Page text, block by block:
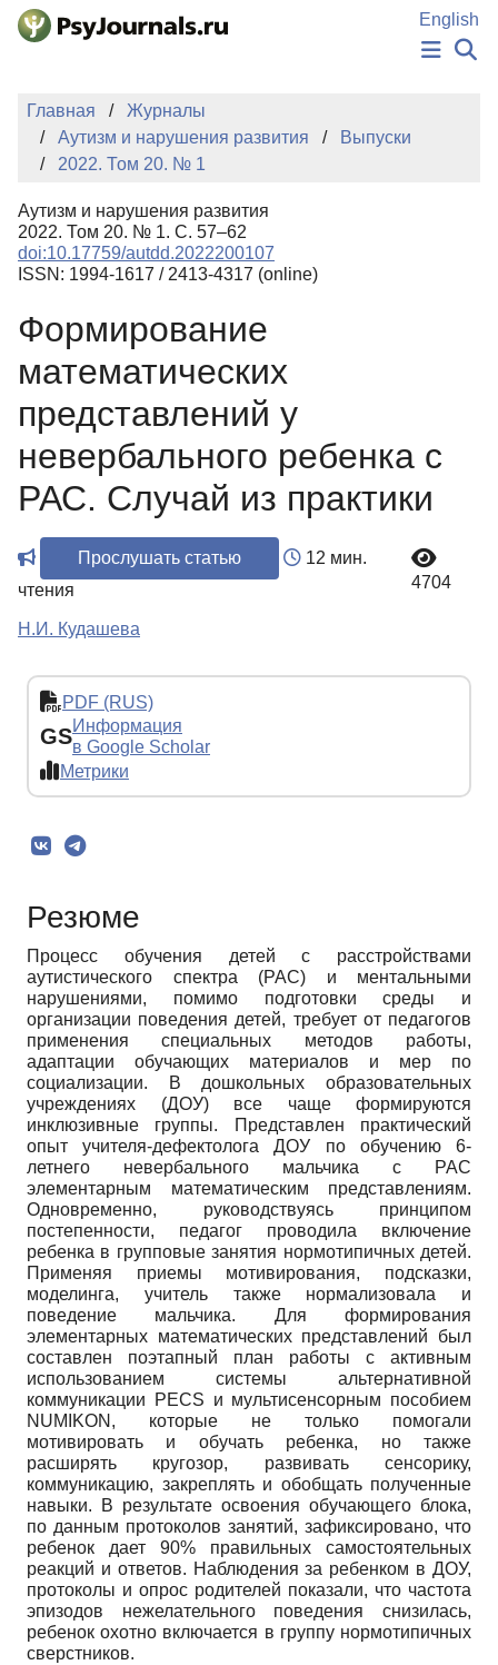
Перейти к основному содержанию
English
НОВОСТИ
АВТОРЫ
КЛЮЧЕВЫЕ СЛОВА
Регистрация
Главная
Журналы
Аутизм и нарушения развития
Выпуски
2022. Том 20. № 1
Аутизм и нарушения развития
2022. Том 20. № 1. С. 57–62
doi:10.17759/autdd.2022200107
ISSN: 1994-1617 / 2413-4317 (online)
Формирование
математических
представлений у
невербального ребенка с
РАС. Случай из практики
Прослушать статью
12 мин.
чтения
4704
Н.И. Кудашева
PDF (RUS)
GSИнформация
в Google Scholar
Метрики
Резюме
Процесс обучения детей с расстройствами
аутистического спектра (РАС) и ментальными
нарушениями, помимо подготовки среды и
организации поведения детей, требует от педагогов
применения специальных методов работы,
адаптации обучающих материалов и мер по
социализации. В дошкольных образовательных
учреждениях (ДОУ) все чаще формируются
инклюзивные группы. Представлен практический
опыт учителя-дефектолога ДОУ по обучению 6-
летнего невербального мальчика с РАС
элементарным математическим представлениям.
Одновременно, руководствуясь принципом
постепенности, педагог проводила включение
ребенка в групповые занятия нормотипичных детей.
Применяя приемы мотивирования, подсказки,
моделинга, учитель также нормализовала и
поведение мальчика. Для формирования
элементарных математических представлений был
составлен поэтапный план работы с активным
использованием системы альтернативной
коммуникации PECS и мультисенсорным пособием
NUMIKON, которые не только помогали
мотивировать и обучать ребенка, но также
расширять кругозор, развивать сенсорику,
коммуникацию, закреплять и обобщать полученные
навыки. В результате освоения обучающего блока,
по данным протоколов занятий, зафиксировано, что
ребенок дает 90% правильных самостоятельных
реакций и ответов. Наблюдения за ребенком в ДОУ,
протоколы и опрос родителей показали, что частота
эпизодов нежелательного поведения снизилась,
ребенок охотно включается в группу нормотипичных
сверстников.